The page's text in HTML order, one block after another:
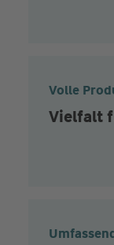
Volle
Vielfalt